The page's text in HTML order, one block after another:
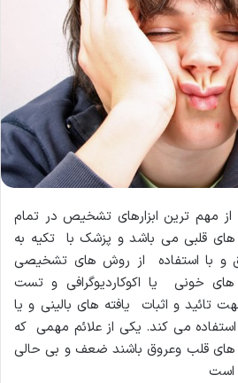
از مهم ترین ابزارهای تشخیص در تمام
های قلبی می باشد و پزشک با تکیه به
و با استفاده از روش های تشخیصی
خونی یا اکوکاردیوگرافی و تست
و اثبات یافته های بالینی و یا
می کند. یکی از علائم مهمی که
های قلب وعروق باشند ضعف و بی حالی
است